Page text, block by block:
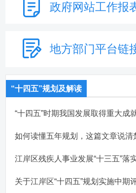
政府网站工作报
地方部门平台链
“十四五”规划及解读
“十四五”时期我国发展取得重大成
如何读懂五年规划，这篇文章说清